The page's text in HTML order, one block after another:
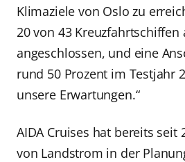
Klimaziele von Oslo zu
20 von 43 Kreuzfahrtschiffen
angeschlossen, und eine
rund 50 Prozent im Testjahr
unsere Erwartungen.“
AIDA Cruises hat bereits seit
von Landstrom in der